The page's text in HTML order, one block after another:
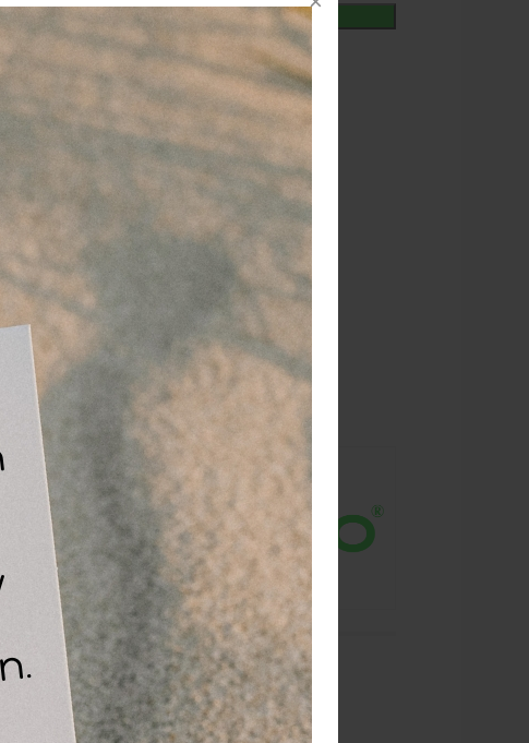
+ In winkelmand
voor 15.00 bestelddezelfde werkdag
verzonden!
GRATIS
bezorging va. €95,- excl. btw
14 dagen
retourgarantie
30 jaar
dé paramedisch specialist
behoort tot
de schroefdop
simpele
de jerrycan wel